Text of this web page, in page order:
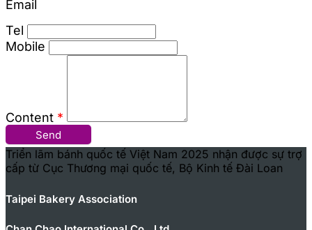
Email
Tel
Mobile
Content *
Send
Triển lãm bánh quốc tế Việt Nam 2025 nhận được sự trợ
cấp từ Cục Thương mại quốc tế, Bộ Kinh tế Đài Loan
Taipei Bakery Association